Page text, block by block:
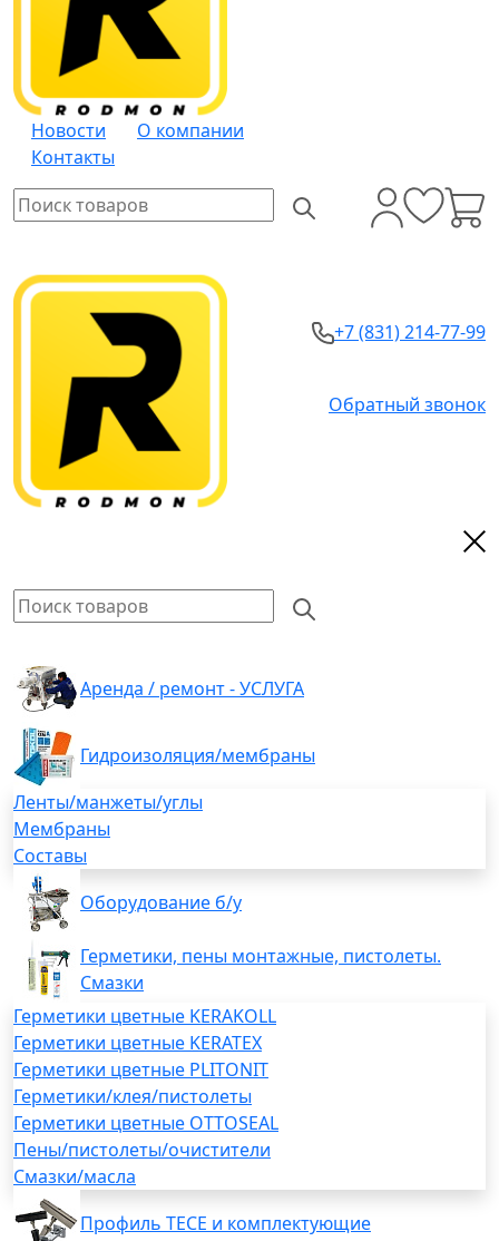
Новости
О компании
Контакты
+7 (831) 214-77-99
Обратный звонок
Аренда / ремонт - УСЛУГА
Гидроизоляция/мембраны
Ленты/манжеты/углы
Мембраны
Составы
Оборудование б/у
Герметики, пены монтажные, пистолеты.
Смазки
Герметики цветные KERAKOLL
Герметики цветные KERATEX
Герметики цветные PLITONIT
Герметики/клея/пистолеты
Герметики цветные OTTOSEAL
Пены/пистолеты/очистители
Смазки/масла
Профиль TECE и комплектующие